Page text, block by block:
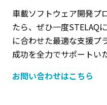
車載ソフトウェア開発プ
たら、ぜひ一度STELAQ
に合わせた最適な支援プ
成功を全力でサポートい
お問い合わせはこちら